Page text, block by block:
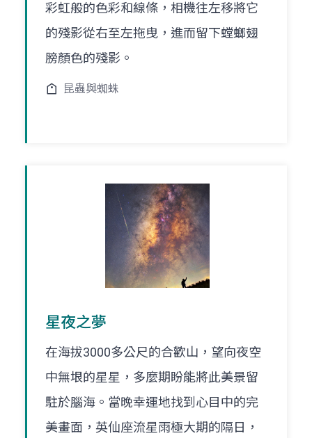
彩虹般的色彩和線條，相機往左移將它
的殘影從右至左拖曳，進而留下螳螂翅
膀顏色的殘影。
昆蟲與蜘蛛
星夜之夢
在海拔3000多公尺的合歡山，望向夜空
中無垠的星星，多麼期盼能將此美景留
駐於腦海。當晚幸運地找到心目中的完
美畫面，英仙座流星雨極大期的隔日，